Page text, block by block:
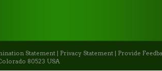
Statement Privacy Statement Provide
80523 USA